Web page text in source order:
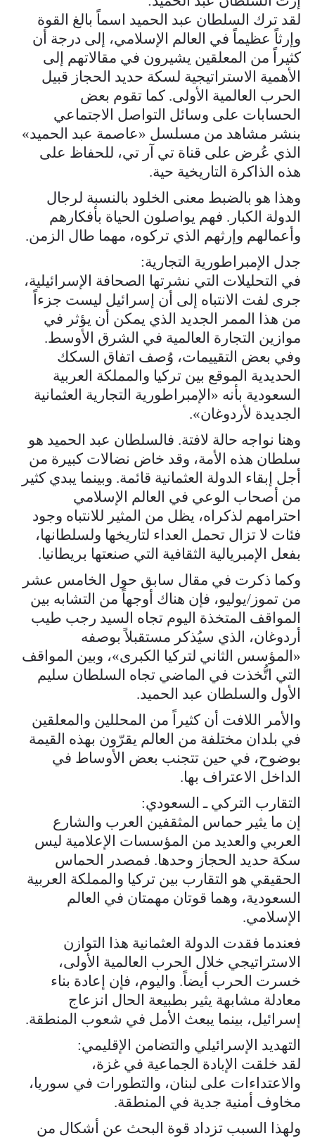
لقد ترك السلطان عبد الحميد اسماً بالغ القوة
وإرثاً عظيماً في العالم الإسلامي، إلى درجة أن
كثيراً من المعلقين يشيرون في مقالاتهم إلى
الأهمية الاستراتيجية لسكة حديد الحجاز قبيل
الحرب العالمية الأولى. كما تقوم بعض
الحسابات على وسائل التواصل الاجتماعي
بنشر مشاهد من مسلسل «عاصمة عبد الحميد»
الذي عُرض على قناة تي آر تي، للحفاظ على
هذه الذاكرة التاريخية حية.
وهذا هو بالضبط معنى الخلود بالنسبة لرجال
الدولة الكبار. فهم يواصلون الحياة بأفكارهم
وأعمالهم وإرثهم الذي تركوه، مهما طال الزمن.
جدل الإمبراطورية التجارية:
في التحليلات التي نشرتها الصحافة الإسرائيلية،
جرى لفت الانتباه إلى أن إسرائيل ليست جزءاً
من هذا الممر الجديد الذي يمكن أن يؤثر في
موازين التجارة العالمية في الشرق الأوسط.
وفي بعض التقييمات، وُصف اتفاق السكك
الحديدية الموقع بين تركيا والمملكة العربية
السعودية بأنه «الإمبراطورية التجارية العثمانية
الجديدة لأردوغان».
وهنا نواجه حالة لافتة. فالسلطان عبد الحميد هو
سلطان هذه الأمة، وقد خاض نضالات كبيرة من
أجل إبقاء الدولة العثمانية قائمة. وبينما يبدي كثير
من أصحاب الوعي في العالم الإسلامي
احترامهم لذكراه، يظل من المثير للانتباه وجود
فئات لا تزال تحمل العداء لتاريخها ولسلطانها،
بفعل الإمبريالية الثقافية التي صنعتها بريطانيا.
وكما ذكرت في مقال سابق حول الخامس عشر
من تموز/يوليو، فإن هناك أوجهاً من التشابه بين
المواقف المتخذة اليوم تجاه السيد رجب طيب
أردوغان، الذي سيُذكر مستقبلاً بوصفه
«المؤسس الثاني لتركيا الكبرى»، وبين المواقف
التي اتُّخذت في الماضي تجاه السلطان سليم
الأول والسلطان عبد الحميد.
والأمر اللافت أن كثيراً من المحللين والمعلقين
في بلدان مختلفة من العالم يقرّون بهذه القيمة
بوضوح، في حين تتجنب بعض الأوساط في
الداخل الاعتراف بها.
التقارب التركي ـ السعودي:
إن ما يثير حماس المثقفين العرب والشارع
العربي والعديد من المؤسسات الإعلامية ليس
سكة حديد الحجاز وحدها. فمصدر الحماس
الحقيقي هو التقارب بين تركيا والمملكة العربية
السعودية، وهما قوتان مهمتان في العالم
الإسلامي.
فعندما فقدت الدولة العثمانية هذا التوازن
الاستراتيجي خلال الحرب العالمية الأولى،
خسرت الحرب أيضاً. واليوم، فإن إعادة بناء
معادلة مشابهة يثير بطبيعة الحال انزعاج
إسرائيل، بينما يبعث الأمل في شعوب المنطقة.
التهديد الإسرائيلي والتضامن الإقليمي:
لقد خلقت الإبادة الجماعية في غزة،
والاعتداءات على لبنان، والتطورات في سوريا،
مخاوف أمنية جدية في المنطقة.
ولهذا السبب تزداد قوة البحث عن أشكال من